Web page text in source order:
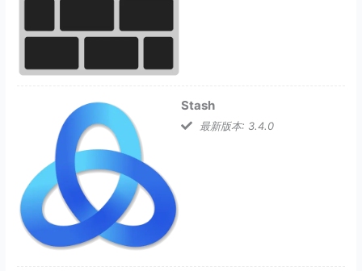
Stash
最新版本: 3.4.0